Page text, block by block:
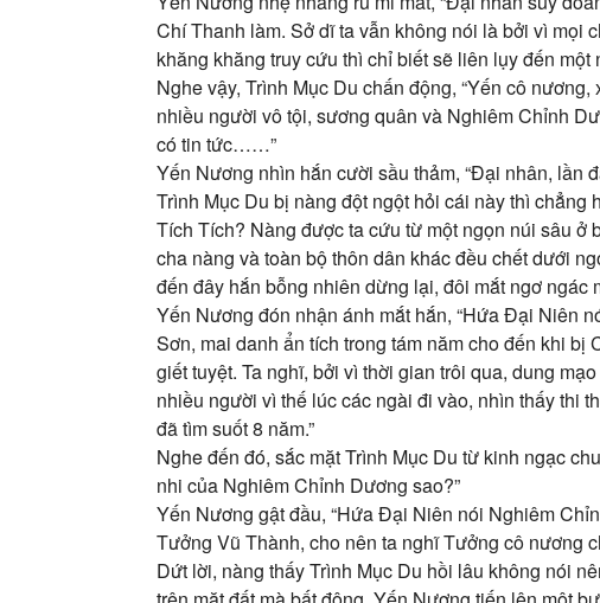
Chí Thanh làm. Sở dĩ ta vẫn không nói là bởi vì mọi
khăng khăng truy cứu thì chỉ biết sẽ liên lụy đến một
Nghe vậy, Trình Mục Du chấn động, “Yến cô
nhiều người vô tội, sương quân và Nghiêm Chỉnh
có tin tức……”
Yến Nương nhìn hắn cười sầu thảm, “Đại nhân, lần
Trình Mục Du bị nàng đột ngột hỏi cái này thì
Tích Tích? Nàng được ta cứu từ một ngọn núi sâu
cha nàng và toàn bộ thôn dân khác đều chết dưới
đến đây hắn bỗng nhiên dừng lại, đôi mắt ngơ
Yến Nương đón nhận ánh mắt hắn, “Hứa Đại Niên
Sơn, mai danh ẩn tích trong tám năm cho đến khi
giết tuyệt. Ta nghĩ, bởi vì thời gian trôi qua, dung
nhiều người vì thế lúc các ngài đi vào, nhìn thấy thi
đã tìm suốt 8 năm.”
Nghe đến đó, sắc mặt Trình Mục Du từ kinh ngạc
nhi của Nghiêm Chỉnh Dương sao?”
Yến Nương gật đầu, “Hứa Đại Niên nói Nghiêm
Tưởng Vũ Thành, cho nên ta nghĩ Tưởng cô nương
Dứt lời, nàng thấy Trình Mục Du hồi lâu không nói